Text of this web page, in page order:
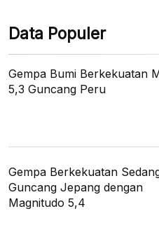
Data Populer
Gempa Bumi Berkekuatan
5,3 Guncang Peru
Gempa Berkekuatan
Guncang Jepang dengan
Magnitudo 5,4